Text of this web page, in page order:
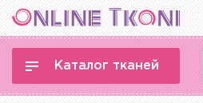
Каталог тканей